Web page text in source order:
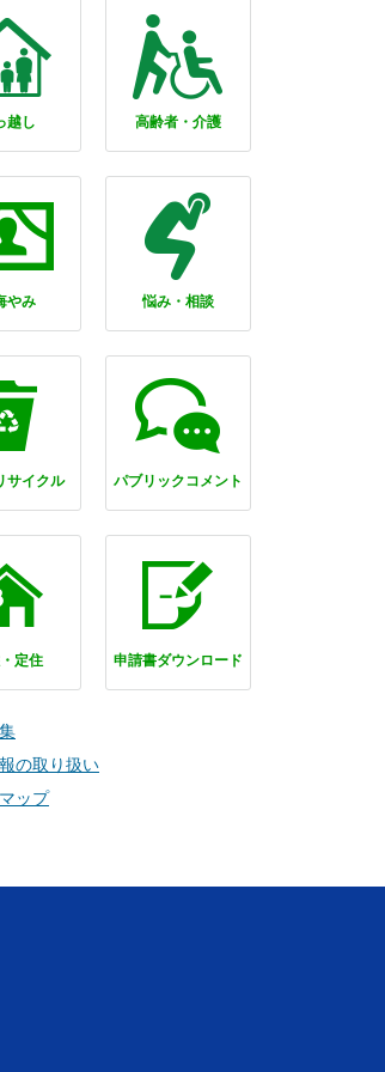
越し 高齢者・介護
やみ 悩み・相談
サイクル パブリックコメント
定住 申請書ダウンロード
の取り扱い
ップ